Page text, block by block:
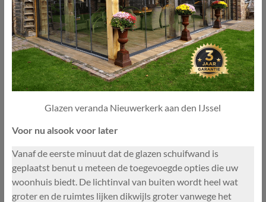
Glazen veranda Nieuwerkerk aan den IJssel
Voor nu alsook voor later
Vanaf de eerste minuut dat de glazen schuifwand is
geplaatst benut u meteen de toegevoegde opties die uw
woonhuis biedt. De lichtinval van buiten wordt heel wat
groter en de ruimtes lijken dikwijls groter vanwege het